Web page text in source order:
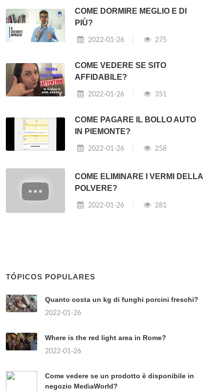
COME DORMIRE MEGLIO E DI
PIÙ?
2022-01-26 275
COME VEDERE SE SITO
AFFIDABILE?
2022-01-26 351
COME PAGARE IL BOLLO AUTO
IN PIEMONTE?
2022-01-26 258
COME ELIMINARE I VERMI DELLA
POLVERE?
2022-01-26 281
TÓPICOS POPULARES
Quanto costa un kg di funghi porcini freschi?
2022-01-26
Where is the red light area in Rome?
2022-01-26
Come vedere se un prodotto è disponibile in
negozio MediaWorld?